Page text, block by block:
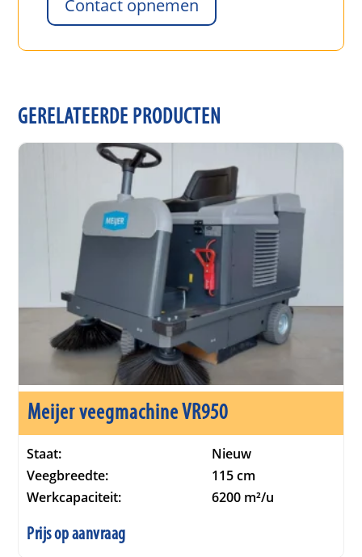
Contact opnemen
GERELATEERDE PRODUCTEN
Meijer veegmachine VR950
Staat:
Nieuw
Veegbreedte:
115 cm
Werkcapaciteit:
6200 m²/u
Prijs op aanvraag